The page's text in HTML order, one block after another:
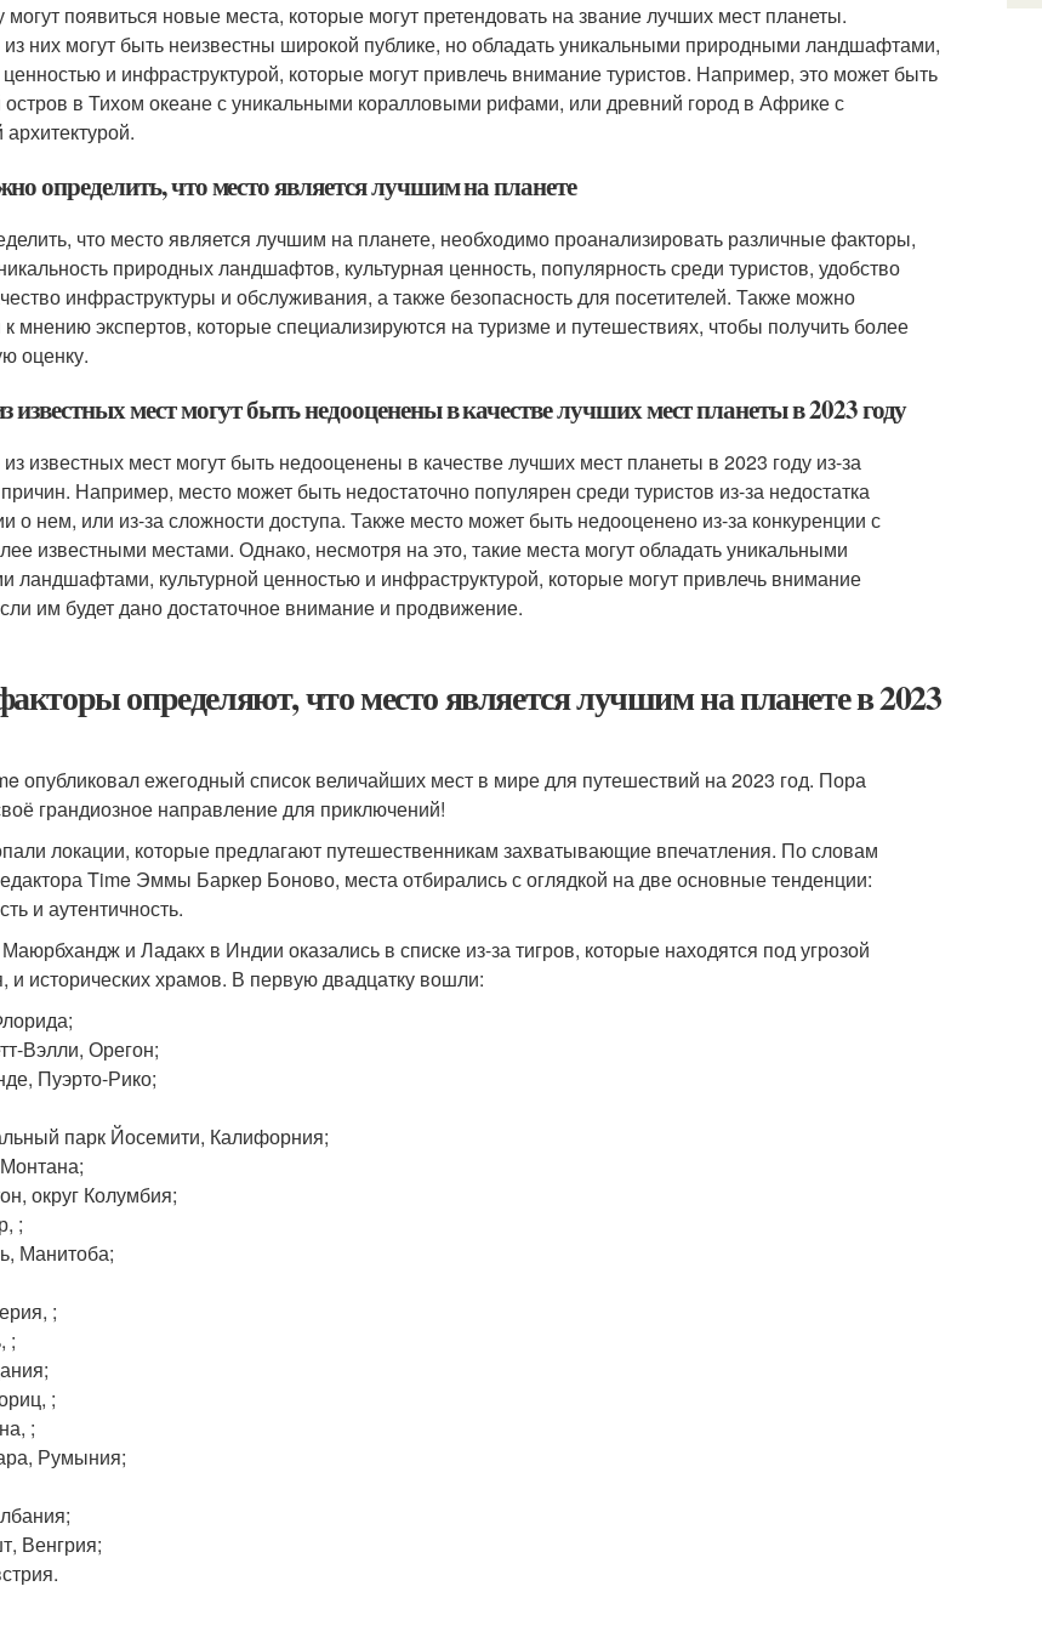
могут появиться новые места, которые могут претендовать на звание лучших мест планеты.
них могут быть неизвестны широкой публике, но обладать уникальными природными ландшафтами,
ценностью и инфраструктурой, которые могут привлечь внимание туристов. Например, это может быть
в Тихом океане с уникальными коралловыми рифами, или древний город в Африке с
определить, что место является лучшим на планете
что место является лучшим на планете, необходимо проанализировать различные факторы,
природных ландшафтов, культурная ценность, популярность среди туристов, удобство
инфраструктуры и обслуживания, а также безопасность для посетителей. Также можно
к мнению экспертов, которые специализируются на туризме и путешествиях, чтобы получить более
оценку.
известных мест могут быть недооценены в качестве лучших мест планеты в 2023 году
известных мест могут быть недооценены в качестве лучших мест планеты в 2023 году из-за
Например, место может быть недостаточно популярен среди туристов из-за недостатка
о нем, или из-за сложности доступа. Также место может быть недооценено из-за конкуренции с
известными местами. Однако, несмотря на это, такие места могут обладать уникальными
ландшафтами, культурной ценностью и инфраструктурой, которые могут привлечь внимание
им будет дано достаточное внимание и продвижение.
определяют, что место является лучшим на планете в 2023
опубликовал ежегодный список величайших мест в мире для путешествий на 2023 год. Пора
грандиозное направление для приключений!
локации, которые предлагают путешественникам захватывающие впечатления. По словам
Time Эммы Баркер Боново, места отбирались с оглядкой на две основные тенденции:
и аутентичность.
и Ладакх в Индии оказались в списке из-за тигров, которые находятся под угрозой
и исторических храмов. В первую двадцатку вошли:
Вэлли, Орегон;
Пуэрто-Рико;
парк Йосемити, Калифорния;
округ Колумбия;
;
Манитоба;
;
;
;
;
Румыния;
Венгрия;